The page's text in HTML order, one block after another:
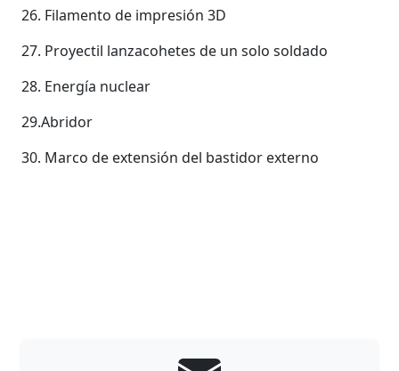
26. Filamento de impresión 3D
27. Proyectil lanzacohetes de un solo soldado
28. Energía nuclear
29.Abridor
30. Marco de extensión del bastidor externo